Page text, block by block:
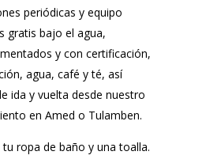
periódicas y equipo
gratis bajo el agua,
y con certificación,
agua, café y té, así
ida y vuelta desde nuestro
en Amed o Tulamben.
ropa de baño y una toalla.